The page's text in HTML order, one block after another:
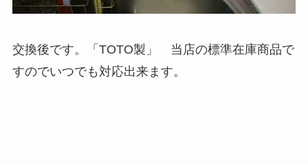
交換後です。「TOTO製」 当店の標準在庫商品で
すのでいつでも対応出来ます。